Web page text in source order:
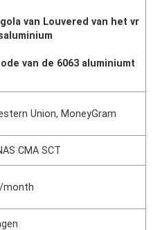
van Louvered van het vr
van de 6063 aluminiumt
Union, MoneyGram
CMA SCT
month